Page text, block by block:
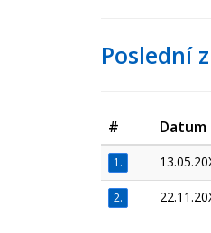
Poslední
# Datum
1.
2.